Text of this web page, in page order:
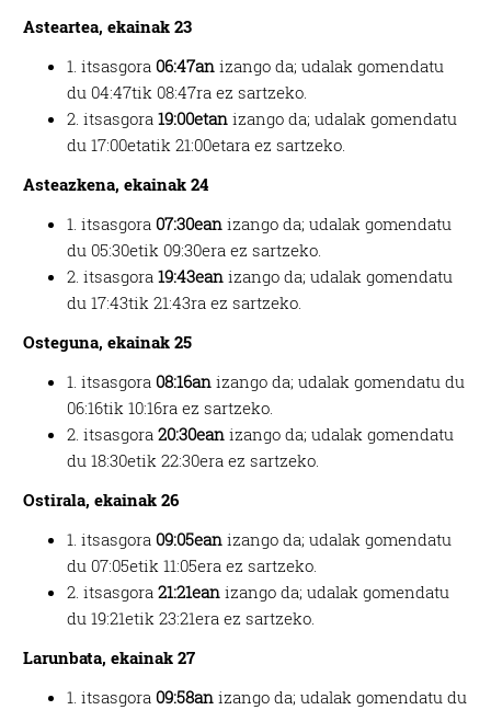
Asteartea, ekainak 23
1. itsasgora06:47an izango da; udalak gomendatu
du 04:47tik 08:47ra ez sartzeko.
2. itsasgora19:00etan izango da; udalak gomendatu
du 17:00etatik 21:00etara ez sartzeko.
Asteazkena, ekainak 24
1. itsasgora 07:30ean izango da; udalak gomendatu
du 05:30etik 09:30era ez sartzeko.
2. itsasgora19:43ean izango da; udalak gomendatu
du 17:43tik 21:43ra ez sartzeko.
Osteguna, ekainak 25
1. itsasgora08:16an izango da; udalak gomendatu du
06:16tik 10:16ra ez sartzeko.
2. itsasgora 20:30ean izango da; udalak gomendatu
du 18:30etik 22:30era ez sartzeko.
Ostirala, ekainak 26
1. itsasgora09:05ean izango da; udalak gomendatu
du 07:05etik 11:05era ez sartzeko.
2. itsasgora21:21ean izango da; udalak gomendatu
du 19:21etik 23:21era ez sartzeko.
Larunbata, ekainak 27
1. itsasgora09:58an izango da; udalak gomendatu du